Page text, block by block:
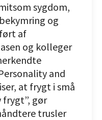
sygdom,
og
af
og kolleger
and
at frygt i små
frygt”, gør
trusler